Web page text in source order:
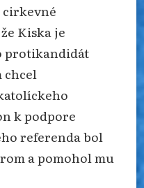
Kiska je
protikandidát
chcel
k podpore
referenda bol
a pomohol mu